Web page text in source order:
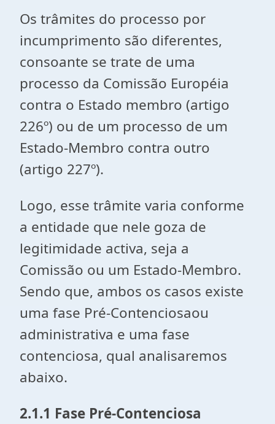
Os trâmites do processo por
incumprimento são diferentes,
consoante se trate de uma
processo da Comissão Européia
contra o Estado membro (artigo
226º) ou de um processo de um
Estado-Membro contra outro
(artigo 227º).
Logo, esse trâmite varia conforme
a entidade que nele goza de
legitimidade activa, seja a
Comissão ou um Estado-Membro.
Sendo que, ambos os casos existe
uma fase Pré-Contenciosaou
administrativa e uma fase
contenciosa, qual analisaremos
abaixo.
2.1.1 Fase Pré-Contenciosa